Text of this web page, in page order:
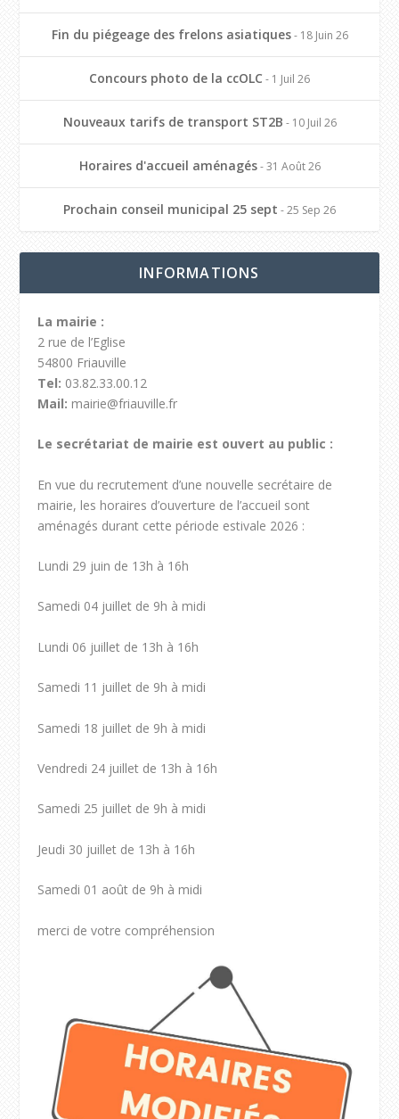
Fin du piégeage des frelons asiatiques- 18 Juin 26
Concours photo de la ccOLC - 1 Juil 26
Nouveaux tarifs de transport ST2B - 10 Juil 26
Horaires d'accueil aménagés- 31 Août 26
Prochain conseil municipal 25 sept - 25 Sep 26
INFORMATIONS
La mairie :
2 rue de l’Eglise
54800 Friauville
Tel: 03.82.33.00.12
Mail: mairie@friauville.fr
Le secrétariat de mairie est ouvert au public :
En vue du recrutement d’une nouvelle secrétaire de
mairie, les horaires d’ouverture de l’accueil sont
aménagés durant cette période estivale 2026 :
Lundi 29 juin de 13h à 16h
Samedi 04 juillet de 9h à midi
Lundi 06 juillet de 13h à 16h
Samedi 11 juillet de 9h à midi
Samedi 18 juillet de 9h à midi
Vendredi 24 juillet de 13h à 16h
Samedi 25 juillet de 9h à midi
Jeudi 30 juillet de 13h à 16h
Samedi 01 août de 9h à midi
merci de votre compréhension